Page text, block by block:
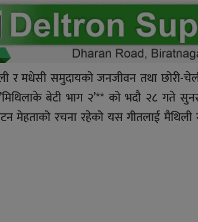
र मधेसी समुदायको जनजीवन तथा छोरी-
बेटी भाग २’** को भदौ २८ गते
मेहताको रचना रहेको यस गीतलाई मैथिली